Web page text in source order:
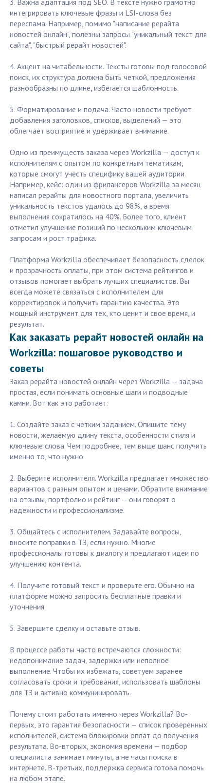
3. Важна адаптация под SEO. В тексте нужно грамотно
интегрировать ключевые фразы и LSI-слова без
переспама. Например, помимо "написание рерайта
новостей онлайн", полезны запросы "уникальный текст для
сайта", "быстрый рерайт новостей".
4. Акцент на читабельности. Тексты готовы под голосовой
поиск, их структура должна быть четкой, предложения
разнообразны по длине, избегается шаблонность.
5. Форматирование и подача. Часто новости требуют
добавления заголовков, списков, выделений — это
облегчает восприятие и удерживает внимание.
Одно из преимуществ заказа через Workzilla — доступ к
исполнителям с опытом по конкретным тематикам,
которые смогут учесть специфику вашей аудитории.
Например, кейс: один из фрилансеров Workzilla за месяц
написал рерайты для новостного портала, увеличить
уникальность текстов удалось до 98%, а время
выполнения сократилось на 40%. Более того, клиент
отметил улучшение позиций по нескольким ключевым
запросам и рост трафика.
Платформа Workzilla обеспечивает безопасность сделок
и прозрачность оплаты, при этом система рейтингов и
отзывов помогает выбрать лучших специалистов. Вы
всегда можете связаться с исполнителем для
корректировок и получить гарантию качества. Это
мощный инструмент для тех, кто ценит и свое время, и
результат.
Как заказать рерайт новостей онлайн на
Workzilla: пошаговое руководство и
советы
Заказ рерайта новостей онлайн через Workzilla — задача
простая, если понимать основные шаги и подводные
камни. Вот как это работает:
1. Создайте заказ с четким заданием. Опишите тему
новости, желаемую длину текста, особенности стиля и
ключевые слова. Чем подробнее, тем выше шанс получить
именно то, что нужно.
2. Выберите исполнителя. Workzilla предлагает множество
вариантов с разным опытом и ценами. Обратите внимание
на отзывы, портфолио и рейтинг — они говорят о
надежности и профессионализме.
3. Общайтесь с исполнителем. Задавайте вопросы,
вносите поправки в ТЗ, если нужно. Многие
профессионалы готовы к диалогу и предлагают идеи по
улучшению контента.
4. Получите готовый текст и проверьте его. Обычно на
платформе можно запросить бесплатные правки и
уточнения.
5. Завершите сделку и оставьте отзыв.
В процессе работы часто встречаются сложности:
недопонимание задач, задержки или неполное
выполнение. Чтобы их избежать, советуем заранее
согласовать сроки и требования, использовать шаблоны
для ТЗ и активно коммуницировать.
Почему стоит работать именно через Workzilla? Во-
первых, это гарантия безопасности — список проверенных
исполнителей, система блокировки оплат до получения
результата. Во-вторых, экономия времени — подбор
специалиста занимает минуты, а не часы поиска в
интернете. В-третьих, поддержка сервиса готова помочь
на любом этапе.